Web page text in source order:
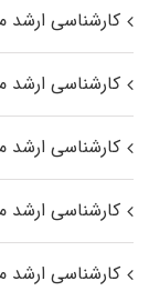
کارشناسی
کارشناسی ارشد
کارشناسی
کارشناسی
کارشناسی